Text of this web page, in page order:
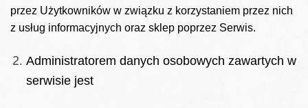
przez Użytkowników w związku z korzystaniem przez nich
z usług informacyjnych oraz sklep poprzez Serwis.
Administratorem danych osobowych zawartych w
serwisie jest